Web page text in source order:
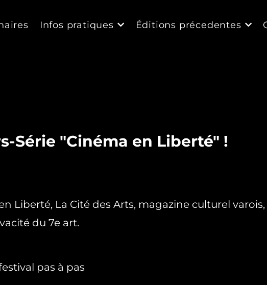
Infos pratiques Éditions précedentes
Série "Cinéma en Liberté" !
Liberté, La Cité des Arts, magazine culturel
du 7e art.
pas à pas